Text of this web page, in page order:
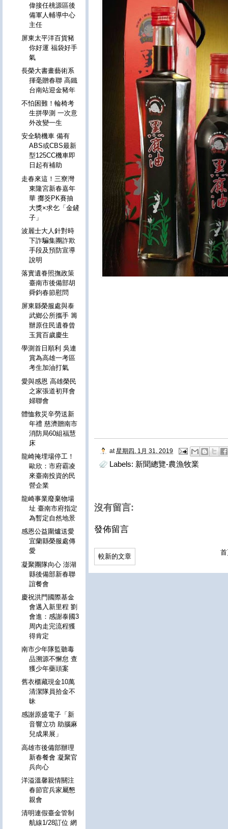
at 星期四, 1月 31, 2019
Labels: 新聞總覽-農漁牧業
沒有留言:
發佈留言
較新的文章
偉接任桃源區後
備軍人輔導中心
主任
屏東太平洋百貨豬
你好運 福袋好手
氣
長榮大書畫藝術系
揮毫贈春聯 高鐵
台南站迎金豬年
不怕困難！輪椅考
生拼學測 一次意
外改變一生
安全騎機車 備有
ABS或CBS最新
型125CC機車即
日起有補助
走春來這！三寮灣
東隆宮新春嘉年
華 擲筊PK賽抽
大獎×求乞「金鏟
子」
波麗士大人針對時
下詐騙集團詐欺
手段及預防宣導
說明
落實遺眷照撫政策
臺南市後備部胡
舜鈞春節慰問
屏東縣榮服處與泰
武鄉公所攜手 籌
辦原住民遺眷曾
玉賞百歲慶生
學測首日順利 吳連
賞為高雄一考區
考生加油打氣
愛與感恩 高雄榮民
之家張道初拜會
婦聯會
體恤救災辛勞送新
年禮 慈濟贈南市
消防局60組福慧
床
龍崎掩埋場停工！
歐欣：市府霸凌
來臺南投資的民
營企業
龍崎事業廢棄物場
址 臺南市府指定
為暫定自然地景
感恩公益圍爐送愛
宜蘭縣榮服處傳
愛
凝聚團隊向心 澎湖
縣後備部新春聯
誼餐會
慶祝洪門國際基金
會邁入新里程 劉
會進：感謝泰國3
周內走完流程獲
得肯定
南市少年隊監聽毒
品溯源不懈怠 查
獲少年藥頭案
舊衣櫃藏現金10萬
清潔隊員拾金不
昧
感謝原盛電子「新
音響立功 助腦麻
兒成果展」
高雄市後備部辦理
新春餐會 凝聚官
兵向心
洋溢溫馨親情關注
春節官兵家屬懇
親會
清明連假臺金管制
航線1/28訂位 網